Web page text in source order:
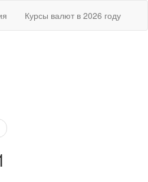
Курсы валют в 2026 году